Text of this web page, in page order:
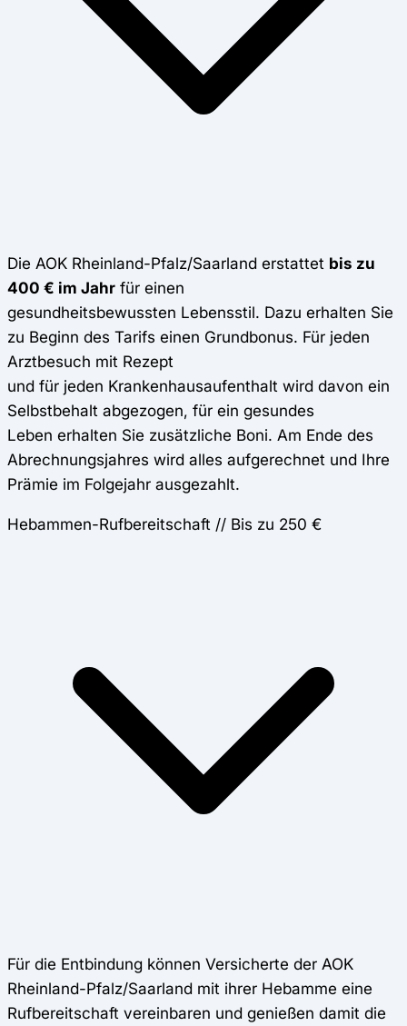
Die AOK Rheinland-Pfalz/Saarland erstattet bis zu
400 € im Jahr für einen
gesundheitsbewussten Lebensstil. Dazu erhalten Sie
zu Beginn des Tarifs einen Grundbonus. Für jeden
Arztbesuch mit Rezept
und für jeden Krankenhausaufenthalt wird davon ein
Selbstbehalt abgezogen, für ein gesundes
Leben erhalten Sie zusätzliche Boni. Am Ende des
Abrechnungsjahres wird alles aufgerechnet und Ihre
Prämie im Folgejahr ausgezahlt.
Hebammen-Rufbereitschaft // Bis zu 250 €
Für die Entbindung können Versicherte der AOK
Rheinland-Pfalz/Saarland mit ihrer Hebamme eine
Rufbereitschaft vereinbaren und genießen damit die